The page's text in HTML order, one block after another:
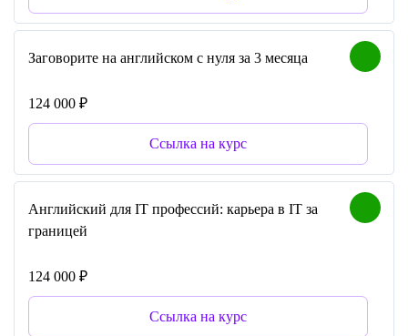
Заговорите на английском с нуля за 3 месяца
124 000 ₽
Ссылка на курс
Английский для IT профессий: карьера в IT за
границей
124 000 ₽
Ссылка на курс